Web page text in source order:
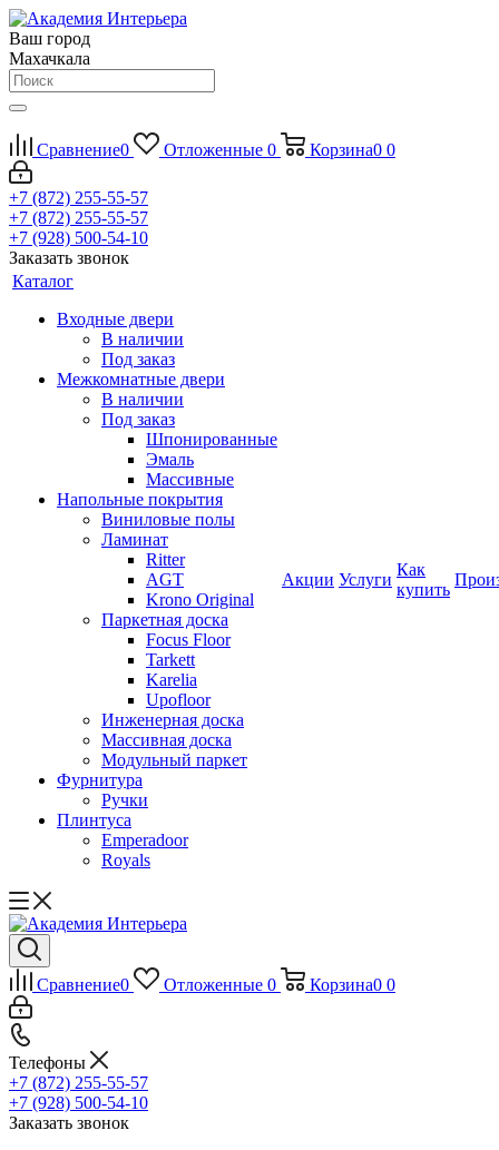
Ваш город
Махачкала
Сравнение0 Отложенные 0 Корзина0 0
+7 (872) 255-55-57
+7 (872) 255-55-57
+7 (928) 500-54-10
Заказать звонок
Каталог
Входные двери
В наличии
Под заказ
Межкомнатные двери
В наличии
Под заказ
Шпонированные
Эмаль
Массивные
Напольные покрытия
Виниловые полы
Ламинат
Ritter
AGT
Krono Original
Паркетная доска
Focus Floor
Tarkett
Karelia
Upofloor
Инженерная доска
Массивная доска
Модульный паркет
Фурнитура
Ручки
Плинтуса
Emperadoor
Royals
Акции Услуги
Как
купить
Сравнение0 Отложенные 0 Корзина0 0
Телефоны
+7 (872) 255-55-57
+7 (928) 500-54-10
Заказать звонок